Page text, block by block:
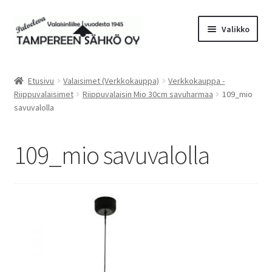
Siirry
navigointiin
Siirry
sisältöön
Valikko
tason
Tarvikkeet
Radiot&Tuulettimet
Sähköasennus & Valaisinten korjaus
Etusivu Valaisimet (Verkkokauppa)
Verkkokauppa -
Riippuvalaisimet
Riippuvalaisin Mio 30cm savuharmaa
109_mio
savuvalolla
109_mio savuvalolla